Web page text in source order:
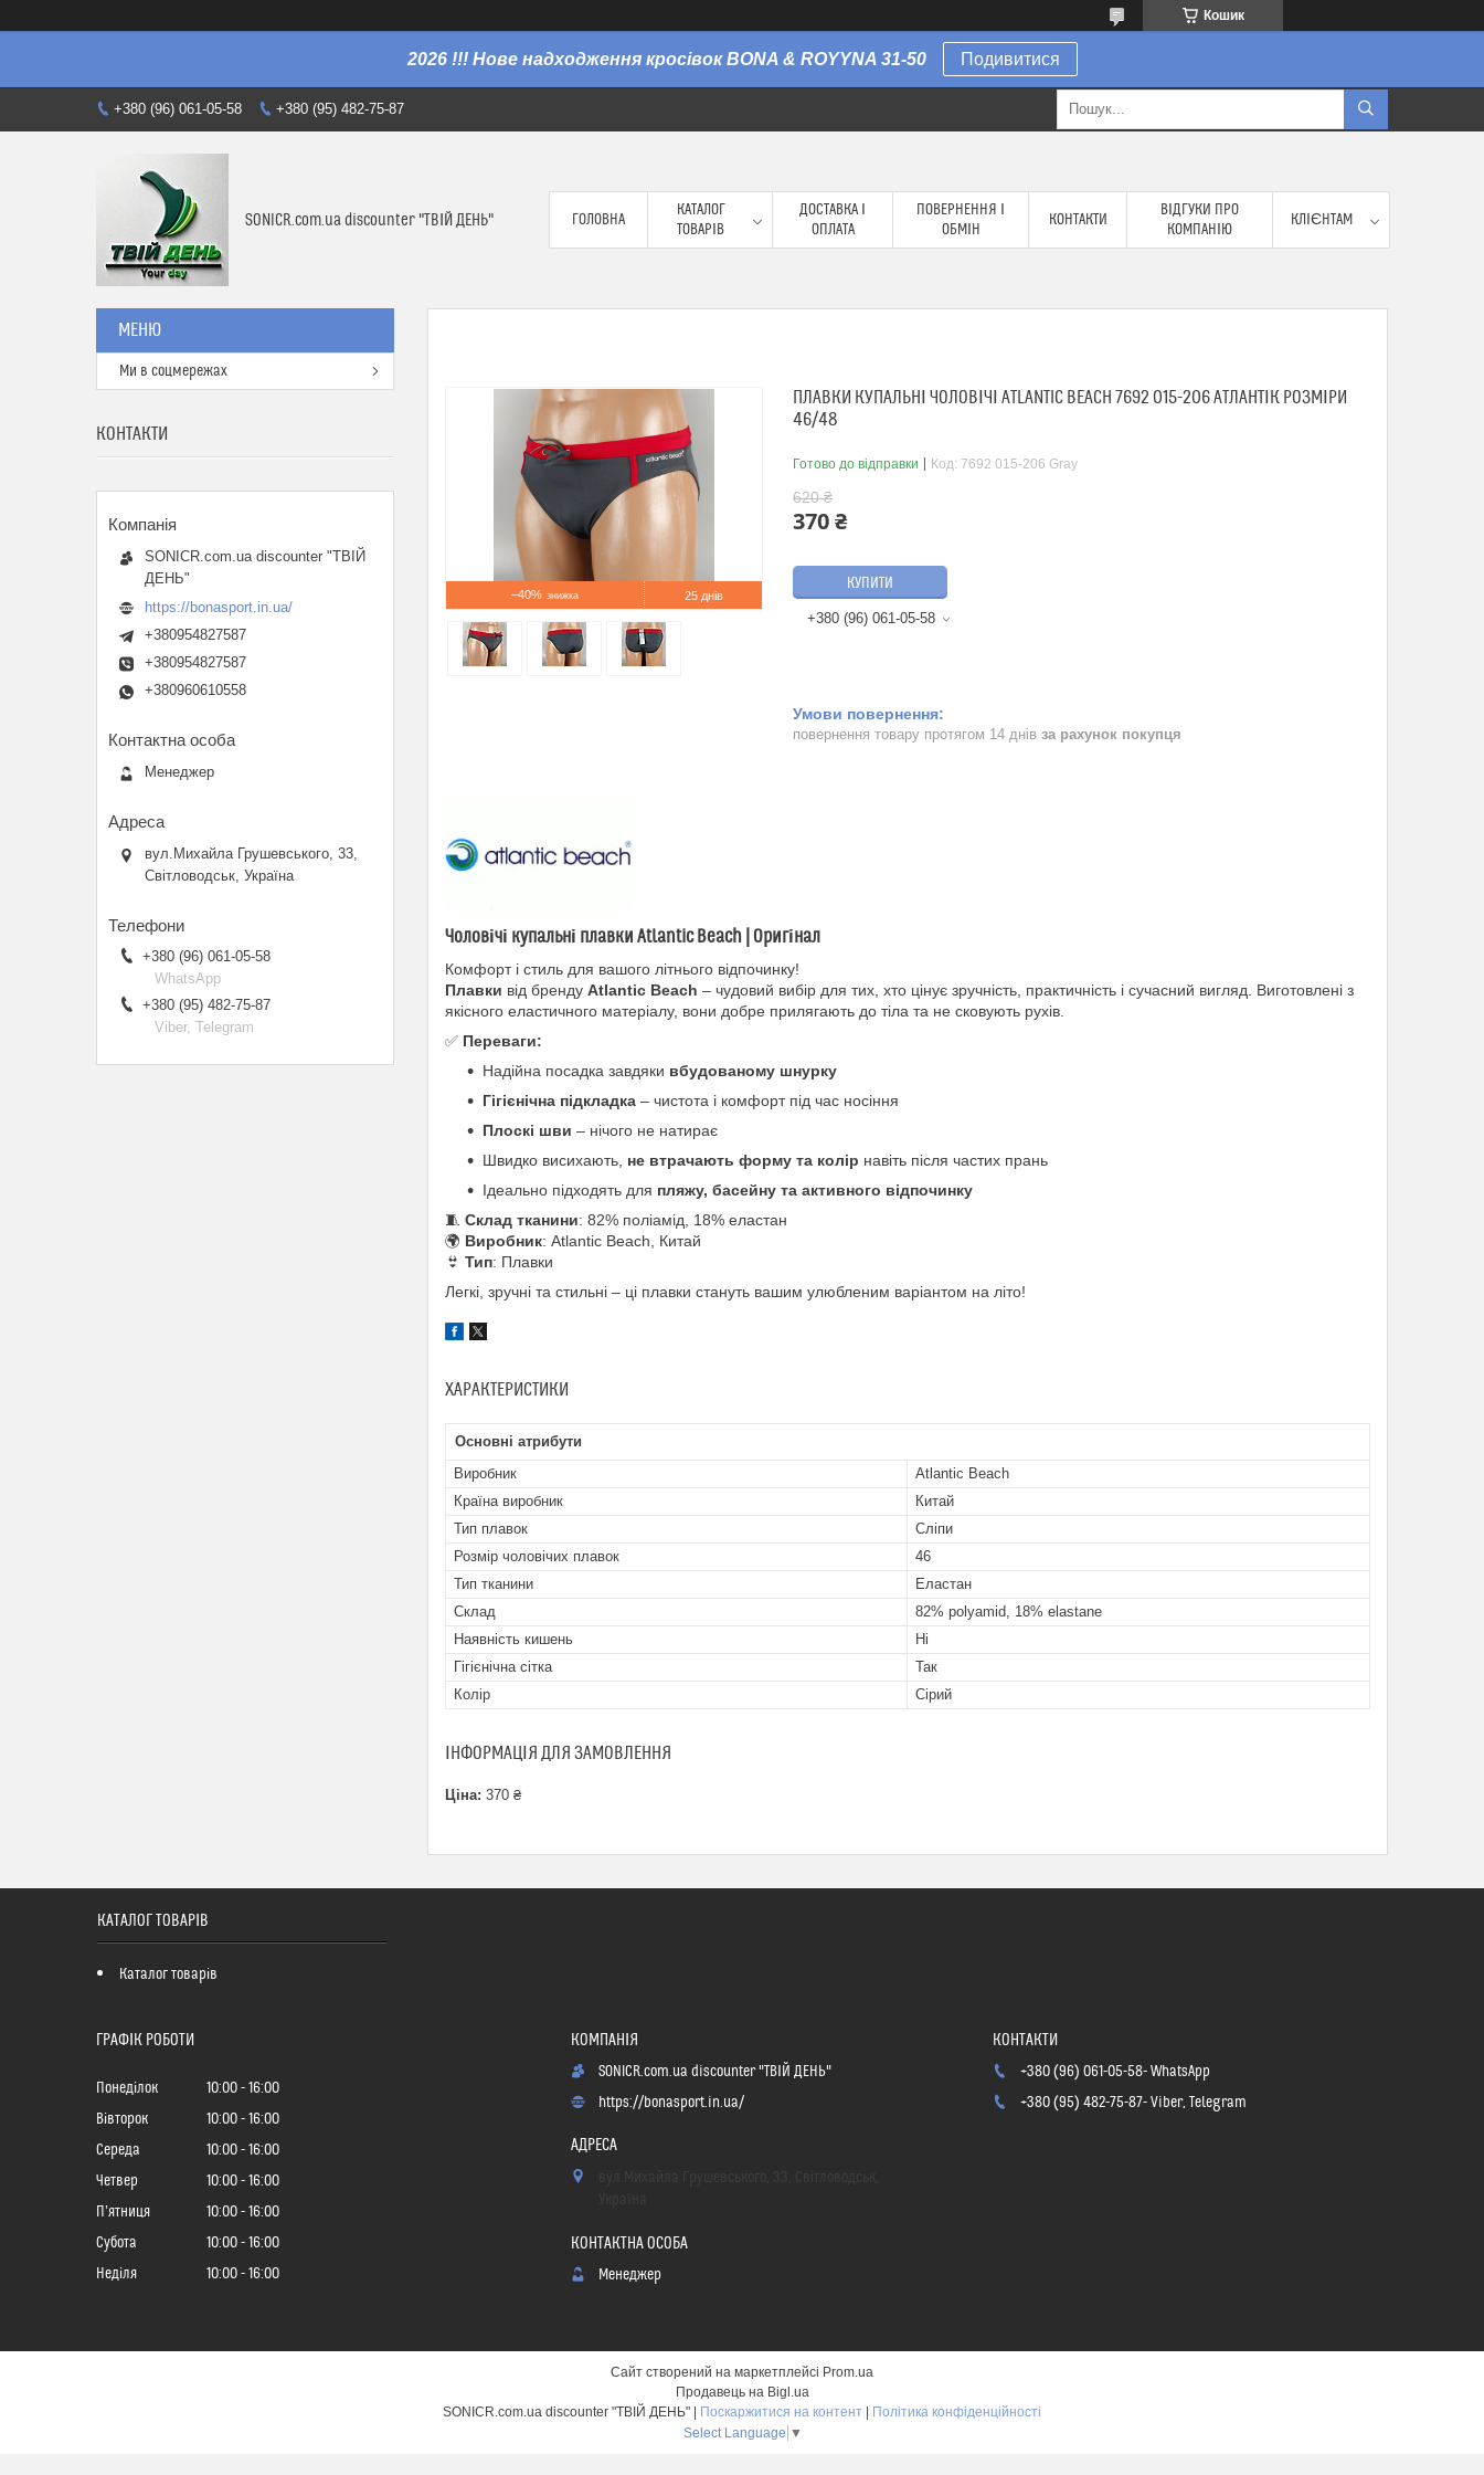
Кошик
2026 !!! Нове надходження кросівок BONA & ROYYNA 31-50 Подивитися
+380 (96) 061-05-58 +380 (95) 482-75-87
SONICR.com.ua discounter "ТВІЙ ДЕНЬ" ГОЛОВНА
КАТАЛОГ
ТОВАРІВ
ДОСТАВКА І
ОПЛАТА
ПОВЕРНЕННЯ І
ОБМІН
КОНТАКТИ
ВІДГУКИ ПРО
КОМПАНІЮ
КЛІЄНТАМ
–40% 25 днів
ПЛАВКИ КУПАЛЬНІ ЧОЛОВІЧІ ATLANTIC BEACH 7692 015-206 АТЛАНТІК РОЗМІРИ
46/48
Готово до відправки Код: 7692 015-206 Gray
620 ₴
370 ₴
КУПИТИ
+380 (96) 061-05-58
повернення товару протягом 14 днів за рахунок покупця
Чоловічі купальні плавки Atlantic Beach | Оригінал
Комфорт і стиль для вашого літнього відпочинку!
Плавки від бренду Atlantic Beach – чудовий вибір для тих, хто цінує зручність, практичність і сучасний вигляд. Виготовлені з
якісного еластичного матеріалу, вони добре прилягають до тіла та не сковують рухів.
✅ Переваги:
Надійна посадка завдяки вбудованому шнурку
Гігієнічна підкладка – чистота і комфорт під час носіння
Плоскі шви – нічого не натирає
Швидко висихають, не втрачають форму та колір навіть після частих прань
Ідеально підходять для пляжу, басейну та активного відпочинку
🧵 Склад тканини: 82% поліамід, 18% еластан
🌍 Виробник: Atlantic Beach, Китай
👙 Тип: Плавки
Легкі, зручні та стильні – ці плавки стануть вашим улюбленим варіантом на літо!
ХАРАКТЕРИСТИКИ
Основні атрибути
Виробник
Atlantic Beach
Країна виробник
Китай
Тип плавок
Сліпи
Розмір чоловічих плавок
46
Тип тканини
Еластан
Склад
82% polyamid, 18% elastane
Наявність кишень
Ні
Гігієнічна сітка
Так
Колір
Сірий
ІНФОРМАЦІЯ ДЛЯ ЗАМОВЛЕННЯ
Ціна: 370 ₴
Ми в соцмережах
КОНТАКТИ
SONICR.com.ua discounter "ТВІЙ
ДЕНЬ"
https://bonasport.in.ua/
+380954827587
+380954827587
+380960610558
Менеджер
вул.Михайла Грушевського, 33,
Світловодськ, Україна
+380 (96) 061-05-58
WhatsApp
+380 (95) 482-75-87
Viber, Telegram
КАТАЛОГ ТОВАРІВ
Каталог товарів
ГРАФІК РОБОТИ
Понеділок 10:00
16:00
Вівторок
10:00
16:00
Середа
10:00
16:00
Четвер
10:00
16:00
Пʼятниця
10:00
16:00
Субота
10:00
16:00
Неділя
10:00 16:00
SONICR.com.ua discounter "ТВІЙ ДЕНЬ"
https://bonasport.in.ua/
Менеджер
+380 (96) 061-05-58 WhatsApp
+380 (95) 482-75-87 Viber, Telegram
Сайт створений на маркетплейсі Prom.ua
Продавець на Bigl.ua
Поскаржитися на контент
Політика конфіденційності
Select Language ▼